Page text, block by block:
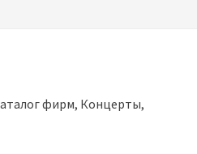
фирм, Концерты,